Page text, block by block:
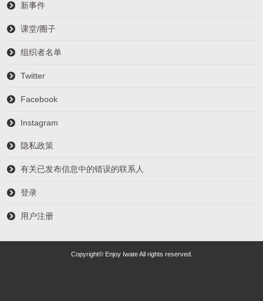
新事件
课堂/圈子
组织者名单
Twitter
Facebook
Instagram
隐私政策
有关已发布信息中的错误的联系人
登录
用户注册
Copyright© Enjoy Iwate All rights reserved.